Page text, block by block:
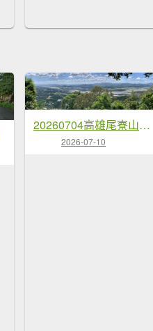
20260704高雄尾寮山-尾寮山西北峰(第26刷)
2026-07-10